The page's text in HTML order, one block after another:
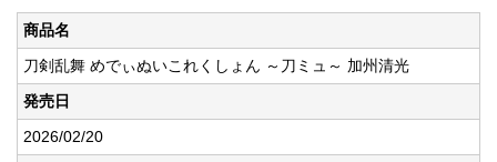
商品名
刀剣乱舞 めでぃぬいこれくしょん ～刀ミュ～ 加州清光
発売日
2026/02/20